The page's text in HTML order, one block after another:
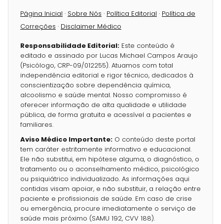
Página Inicial · Sobre Nós · Política Editorial · Política de
Correções · Disclaimer Médico
Responsabilidade Editorial: Este conteúdo é
editado e assinado por Lucas Michael Campos Araujo
(Psicólogo, CRP-09/012255). Atuamos com total
independência editorial e rigor técnico, dedicados à
conscientização sobre dependência química,
alcoolismo e saúde mental. Nosso compromisso é
oferecer informação de alta qualidade e utilidade
pública, de forma gratuita e acessível a pacientes e
familiares.
Aviso Médico Importante: O conteúdo deste portal
tem caráter estritamente informativo e educacional.
Ele não substitui, em hipótese alguma, o diagnóstico, o
tratamento ou o aconselhamento médico, psicológico
ou psiquiátrico individualizado. As informações aqui
contidas visam apoiar, e não substituir, a relação entre
paciente e profissionais de saúde. Em caso de crise
ou emergência, procure imediatamente o serviço de
saúde mais próximo (SAMU 192, CVV 188).